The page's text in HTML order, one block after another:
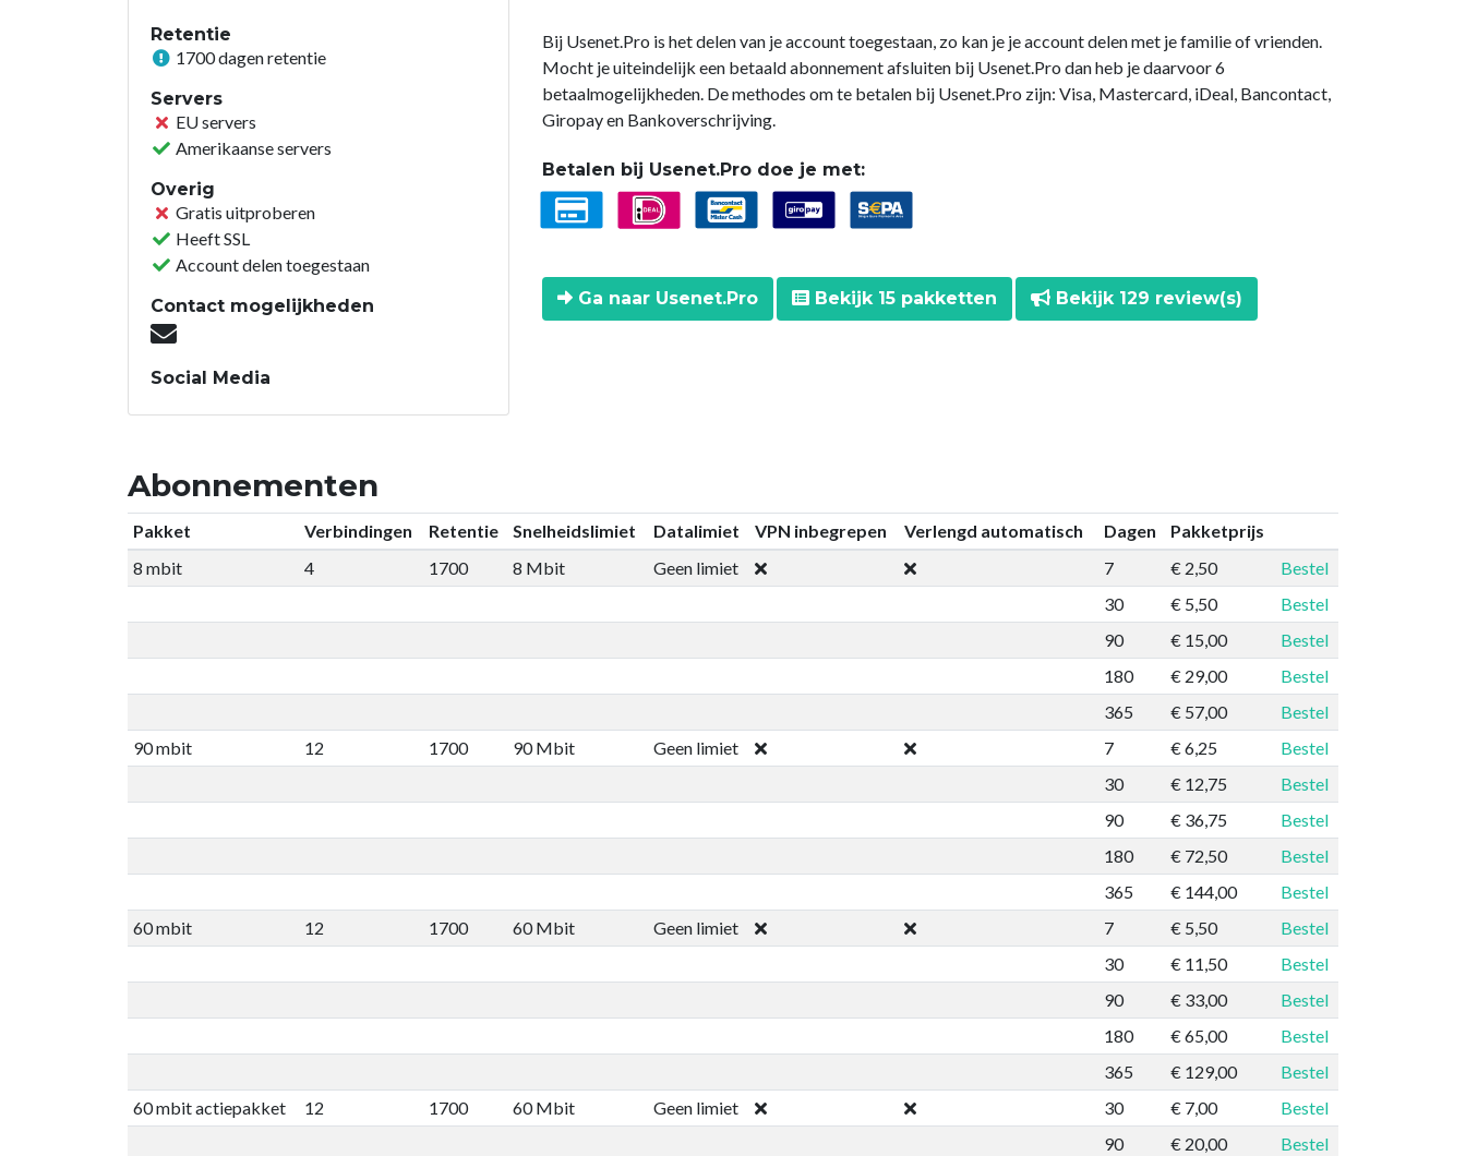
Retentie
1700 dagen retentie
Servers
EU servers
Amerikaanse servers
Overig
Gratis uitproberen
Heeft SSL
Account delen toegestaan
Contact mogelijkheden
Social Media
Bij Usenet.Pro is het delen van je account toegestaan, zo kan je je account delen met je familie of vrienden.
Mocht je uiteindelijk een betaald abonnement afsluiten bij Usenet.Pro dan heb je daarvoor 6
betaalmogelijkheden. De methodes om te betalen bij Usenet.Pro zijn: Visa, Mastercard, iDeal, Bancontact,
Giropay en Bankoverschrijving.
Betalen bij Usenet.Pro doe je met:
Ga naar Usenet.Pro Bekijk 15 pakketten Bekijk 129 review(s)
Abonnementen
Pakket Verbindingen Retentie Snelheidslimiet Datalimiet VPN inbegrepen Verlengd automatisch Dagen
Pakketprijs
8 mbit
4 1700 8 Mbit Geen limiet 7 € 2,50
Bestel
30
€ 5,50
Bestel
90
€ 15,00
Bestel
180
€ 29,00
Bestel
365
€ 57,00
Bestel
90 mbit
12 1700 90 Mbit Geen limiet 7 € 6,25
Bestel
30
€ 12,75
Bestel
90
€ 36,75
Bestel
180
€ 72,50
Bestel
365
€ 144,00
Bestel
60 mbit
12 1700 60 Mbit Geen limiet 7 € 5,50
Bestel
30
€ 11,50
Bestel
90
€ 33,00
Bestel
180
€ 65,00
Bestel
365
€ 129,00
Bestel
60 mbit actiepakket
12 1700 60 Mbit Geen limiet 30 € 7,00
Bestel
90
€ 20,00
Bestel